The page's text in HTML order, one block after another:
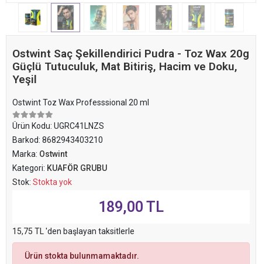
Ostwint Saç Şekillendirici Pudra - Toz Wax 20g
Güçlü Tutuculuk, Mat Bitiriş, Hacim ve Doku,
Yeşil
Ostwint Toz Wax Professsional 20 ml
Ürün Kodu: UGRC41LNZS
Barkod: 8682943403210
Marka: Ostwint
Kategori: KUAFÖR GRUBU
Stok: Stokta yok
189,00 TL
15,75 TL 'den başlayan taksitlerle
Ürün stokta bulunmamaktadır.